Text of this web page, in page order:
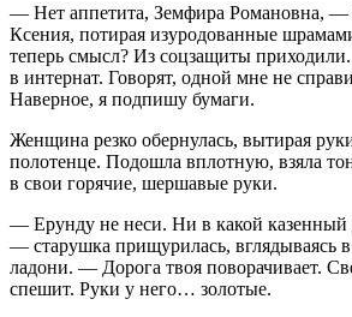
— Нет аппетита, Земфира Романовна, —
Ксения, потирая изуродованные
теперь смысл? Из соцзащиты
в интернат. Говорят, одной мне не
Наверное, я подпишу бумаги.
Женщина резко обернулась, вытирая
полотенце. Подошла вплотную, взяла
в свои горячие, шершавые руки.
— Ерунду не неси. Ни в какой казенный
— старушка прищурилась, вглядываясь
ладони. — Дорога твоя поворачивает.
спешит. Руки у него… золотые.